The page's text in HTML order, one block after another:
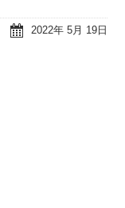
2022年 5月 19日